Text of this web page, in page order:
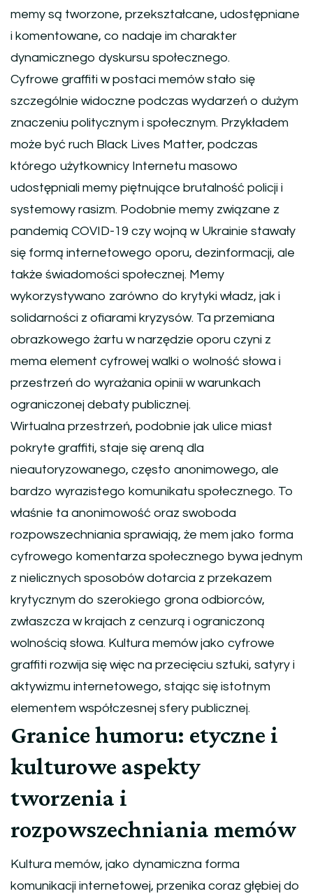
memy są tworzone, przekształcane, udostępniane
i komentowane, co nadaje im charakter
dynamicznego dyskursu społecznego.
Cyfrowe graffiti w postaci memów stało się
szczególnie widoczne podczas wydarzeń o dużym
znaczeniu politycznym i społecznym. Przykładem
może być ruch Black Lives Matter, podczas
którego użytkownicy Internetu masowo
udostępniali memy piętnujące brutalność policji i
systemowy rasizm. Podobnie memy związane z
pandemią COVID-19 czy wojną w Ukrainie stawały
się formą internetowego oporu, dezinformacji, ale
także świadomości społecznej. Memy
wykorzystywano zarówno do krytyki władz, jak i
solidarności z ofiarami kryzysów. Ta przemiana
obrazkowego żartu w narzędzie oporu czyni z
mema element cyfrowej walki o wolność słowa i
przestrzeń do wyrażania opinii w warunkach
ograniczonej debaty publicznej.
Wirtualna przestrzeń, podobnie jak ulice miast
pokryte graffiti, staje się areną dla
nieautoryzowanego, często anonimowego, ale
bardzo wyrazistego komunikatu społecznego. To
właśnie ta anonimowość oraz swoboda
rozpowszechniania sprawiają, że mem jako forma
cyfrowego komentarza społecznego bywa jednym
z nielicznych sposobów dotarcia z przekazem
krytycznym do szerokiego grona odbiorców,
zwłaszcza w krajach z cenzurą i ograniczoną
wolnością słowa. Kultura memów jako cyfrowe
graffiti rozwija się więc na przecięciu sztuki, satyry i
aktywizmu internetowego, stając się istotnym
elementem współczesnej sfery publicznej.
Granice humoru: etyczne i
kulturowe aspekty
tworzenia i
rozpowszechniania memów
Kultura memów, jako dynamiczna forma
komunikacji internetowej, przenika coraz głębiej do